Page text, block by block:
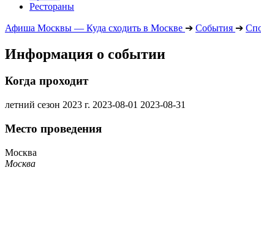
Рестораны
Афиша Москвы — Куда сходить в Москве ➔ События ➔
Информация о событии
Когда проходит
летний сезон 2023 г. 2023-08-01 2023-08-31
Место проведения
Москва
Москва